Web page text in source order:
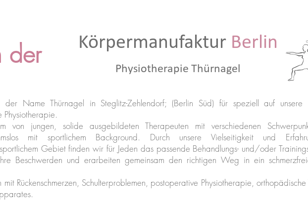
der Körpermanufaktur Berlin
Physiotherapie Thürnagel
Name Thürnagel in Steglitz-Zehlendorf; (Berlin Süd) für speziell auf unsere
Physiotherapie.
jungen, solide ausgebildeten Therapeuten mit verschiedenen
mit sportlichem Background. Durch unsere Vielseitigkeit und
Gebiet finden wir für Jeden das passende Behandlungs- und/oder
Beschwerden und erarbeiten gemeinsam den richtigen Weg in ein
Rückenschmerzen, Schulterproblemen, postoperative Physiotherapie,